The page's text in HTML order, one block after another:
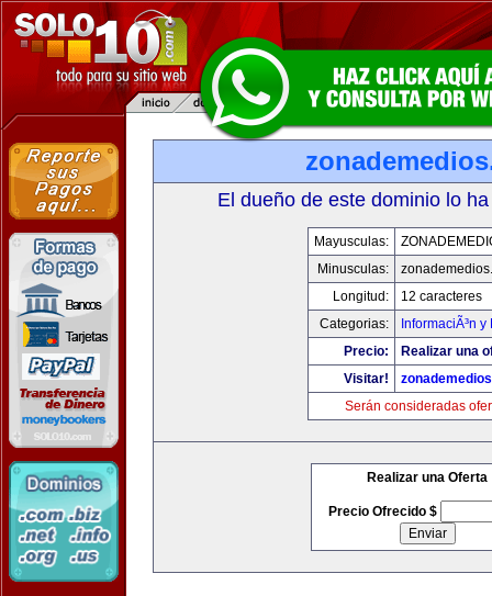
El dueño de este dominio lo
Mayusculas:
Minusculas:
Longitud:
12 caracteres
Categorias:
InformaciÃ³n
Precio:
Realizar una
Visitar!
Serán consideradas
Realizar una Oferta
Precio Ofrecido $